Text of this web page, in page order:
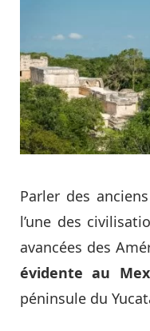
Parler des
l’une des
avancées des
évidente au
péninsule du